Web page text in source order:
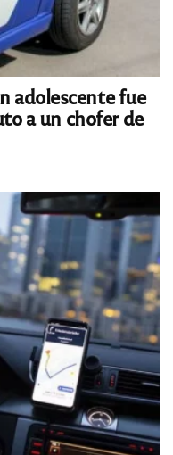
adolescente fue
a un chofer de